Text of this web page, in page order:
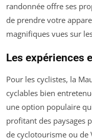
randonnée offre ses
de prendre votre
magnifiques vues sur
Les expériences
Pour les cyclistes, la
cyclables bien
une option populaire
profitant des paysages
de cyclotourisme ou de